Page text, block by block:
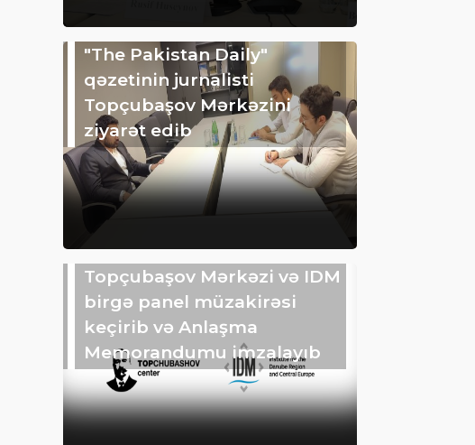
"The Pakistan Daily"
qəzetinin jurnalisti
Topçubaşov Mərkəzini
ziyarət edib
Topçubaşov Mərkəzi və IDM
birgə panel müzakirəsi
keçirib və Anlaşma
Memorandumu imzalayıb